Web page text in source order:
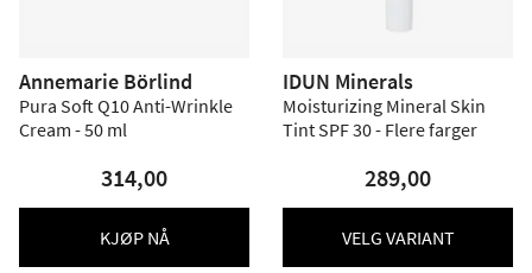
Annemarie Börlind
Pura Soft Q10 Anti-Wrinkle
Cream - 50 ml
314,00
KJØP NÅ
IDUN Minerals
Moisturizing Mineral Skin
Tint SPF 30 - Flere farger
289,00
VELG VARIANT